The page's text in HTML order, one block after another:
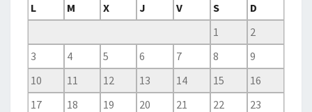
L
M X J V S
D
1
2
3
4 5 6 7 8
9
10
11 12 13 14 15
16
17
18 19 20 21 22
23